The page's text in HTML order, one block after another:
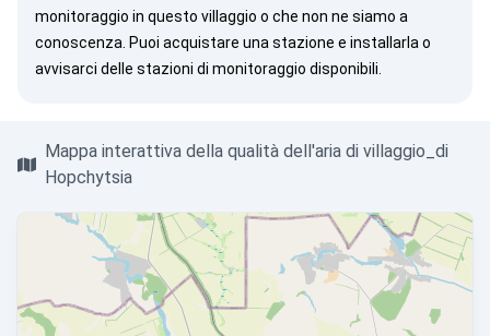
monitoraggio in questo villaggio o che non ne siamo a
conoscenza. Puoi acquistare una stazione e installarla o
avvisarci delle stazioni di monitoraggio disponibili.
Mappa interattiva della qualità dell'aria di villaggio_di
Hopchytsia